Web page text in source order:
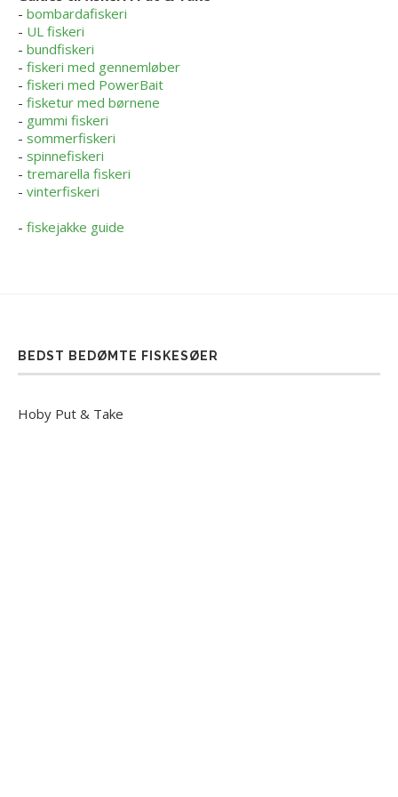
- bombardafiskeri
- UL fiskeri
- bundfiskeri
- fiskeri med gennemløber
- fiskeri med PowerBait
- fisketur med børnene
- gummi fiskeri
- sommerfiskeri
- spinnefiskeri
- tremarella fiskeri
- vinterfiskeri
- fiskejakke guide
BEDST BEDØMTE FISKESØER
Hoby Put & Take